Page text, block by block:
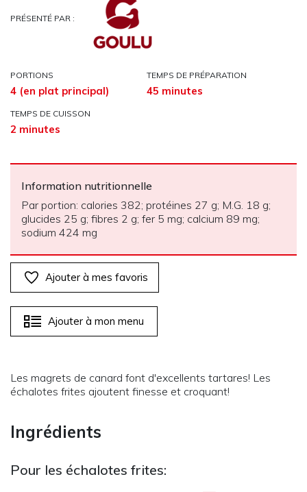
PRÉSENTÉ PAR :
PORTIONS
4 (en plat principal)
TEMPS DE PRÉPARATION
45 minutes
TEMPS DE CUISSON
2 minutes
Information nutritionnelle
Par portion: calories 382; protéines 27 g; M.G. 18 g;
glucides 25 g; fibres 2 g; fer 5 mg; calcium 89 mg;
sodium 424 mg
Ajouter à mes favoris
Ajouter à mon menu
Les magrets de canard font d'excellents tartares! Les
échalotes frites ajoutent finesse et croquant!
Ingrédients
Pour les échalotes frites: